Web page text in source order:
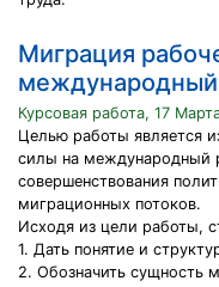
Миграция
международный
Курсовая работа, 17
Целью работы является
силы на международный
совершенствования
миграционных потоков.
Исходя из цели работы,
1. Дать понятие и
2. Обозначить сущность